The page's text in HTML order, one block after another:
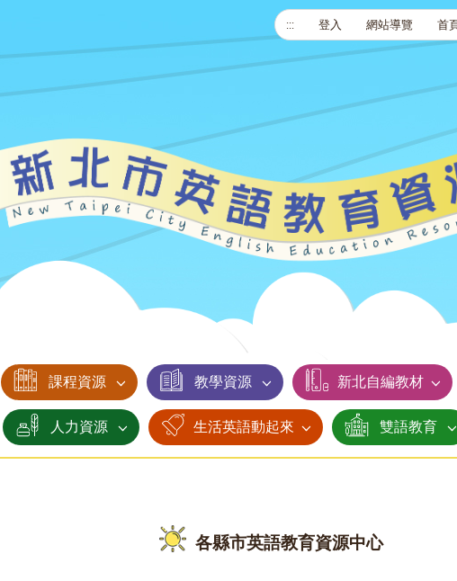
::: 登入 網站導覽 首
課程資源 教學資源 新北自編教材
人力資源 生活英語動起來 雙語教育
各縣市英語教育資源中心